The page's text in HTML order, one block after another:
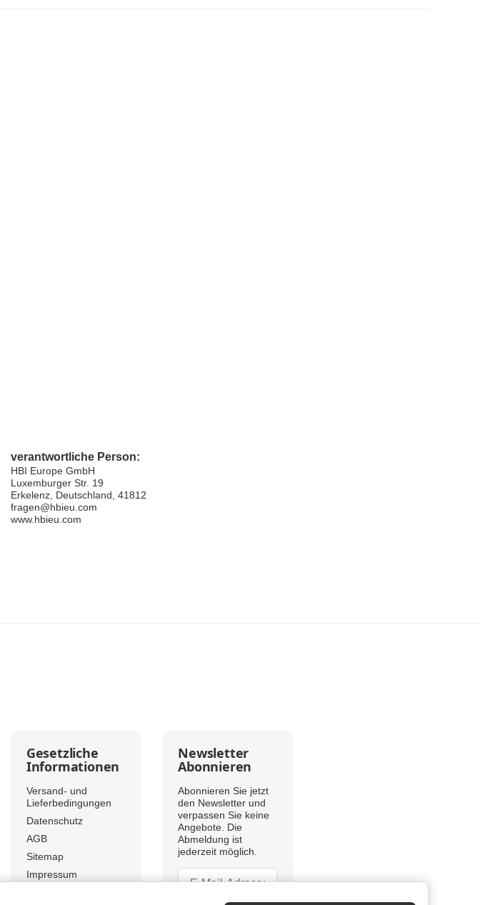
verantwortliche Person:
HBI Europe GmbH
Luxemburger Str. 19
Erkelenz, Deutschland, 41812
fragen@hbieu.com
www.hbieu.com
Gesetzliche
Informationen
Versand- und
Lieferbedingungen
Datenschutz
AGB
Sitemap
Impressum
Newsletter
Abonnieren
Abonnieren Sie jetzt
den Newsletter und
verpassen Sie keine
Angebote. Die
Abmeldung ist
jederzeit möglich.
Newsletter Abonnieren
Newsletter Abonnieren